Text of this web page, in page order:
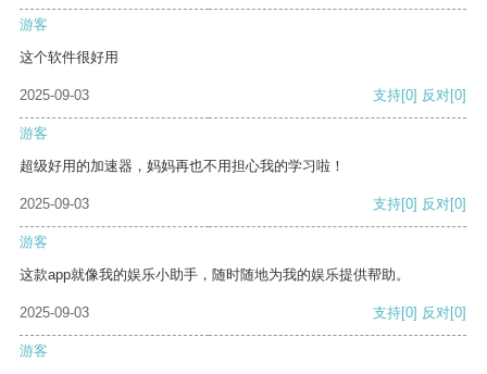
游客
这个软件很好用
2025-09-03 支持[0] 反对[0]
游客
超级好用的加速器，妈妈再也不用担心我的学习啦！
2025-09-03 支持[0] 反对[0]
游客
这款app就像我的娱乐小助手，随时随地为我的娱乐提供帮助。
2025-09-03 支持[0] 反对[0]
游客